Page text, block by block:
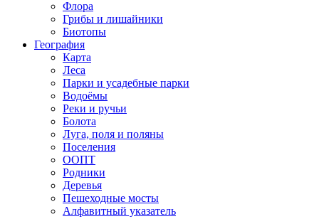
Флора
Грибы и лишайники
Биотопы
География
Карта
Леса
Парки и усадебные парки
Водоёмы
Реки и ручьи
Болота
Луга, поля и поляны
Поселения
ООПТ
Родники
Деревья
Пешеходные мосты
Алфавитный указатель